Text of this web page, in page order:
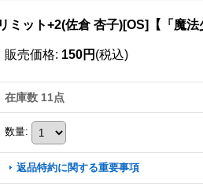
リミット+2(佐倉 杏子)[OS]【「魔
販売価格: 150円 (税込)
在庫数 11点
数量:
返品特約に関する重要事項